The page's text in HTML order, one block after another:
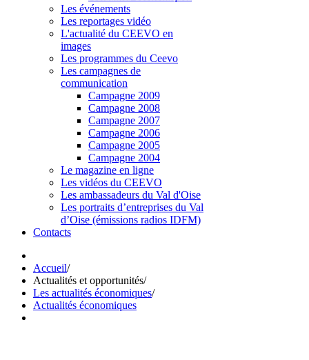
Les événements
Les reportages vidéo
L'actualité du CEEVO en
images
Les programmes du Ceevo
Les campagnes de
communication
Campagne 2009
Campagne 2008
Campagne 2007
Campagne 2006
Campagne 2005
Campagne 2004
Le magazine en ligne
Les vidéos du CEEVO
Les ambassadeurs du Val d'Oise
Les portraits d’entreprises du Val
d’Oise (émissions radios IDFM)
Contacts
Accueil/
Actualités et opportunités/
Les actualités économiques/
Actualités économiques